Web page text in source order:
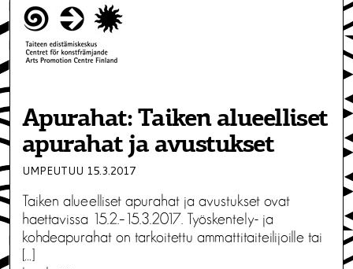
Apurahat: Taiken alueelliset
apurahat ja avustukset
UMPEUTUU 15.3.2017
Taiken alueelliset apurahat ja avustukset ovat
haettavissa 15.2.–15.3.2017. Työskentely- ja
kohdeapurahat on tarkoitettu ammattitaiteilijoille tai